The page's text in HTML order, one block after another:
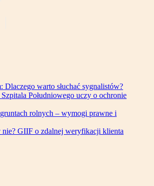
Dlaczego warto słuchać sygnalistów?
Południowego uczy o ochronie
rolnych – wymogi prawne i
GIIF o zdalnej weryfikacji klienta